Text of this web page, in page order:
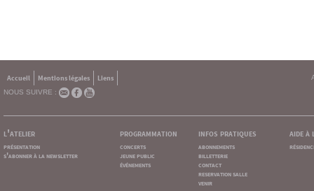
Accueil Mentions légales
Liens
NOUS SUIVRE :
l'atelier
présentation
s'abonner à la newsletter
programmation
concerts
jeune public
événements
infos pratiques
abonnements
billetterie
contact
reservation salle
venir
aide